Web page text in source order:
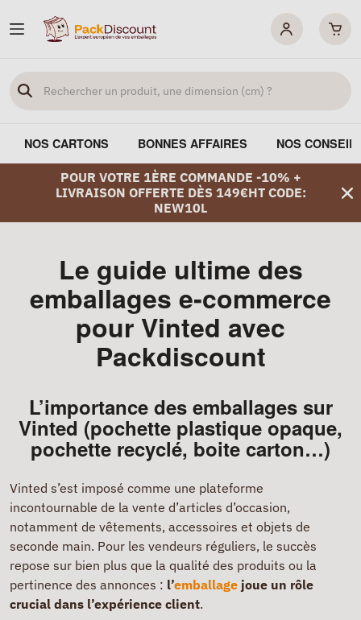
NOS CARTONS BONNES AFFAIRES NOS
POUR VOTRE 1ÈRE COMMANDE -10% +
LIVRAISON OFFERTE DÈS 149€HT CODE:
NEW10L
Le guide ultime des
emballages e‑commerce
pour Vinted avec
Packdiscount
L’importance des emballages sur
Vinted (pochette plastique opaque,
pochette recyclé, boite carton…)
Vinted s’est imposé comme une plateforme
incontournable de la vente d’articles d’occasion,
notamment de vêtements, accessoires et objets de
seconde main. Pour les vendeurs réguliers, le succès
repose sur bien plus que la qualité des produits ou la
pertinence des annonces : l’emballage joue un rôle
crucial dans l’expérience client.